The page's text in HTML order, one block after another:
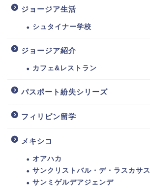
ジョージア生活
シュタイナー学校
ジョージア紹介
カフェ&レストラン
パスポート紛失シリーズ
フィリピン留学
メキシコ
オアハカ
サンクリストバル・デ・ラスカサス
サンミゲルデアジェンデ